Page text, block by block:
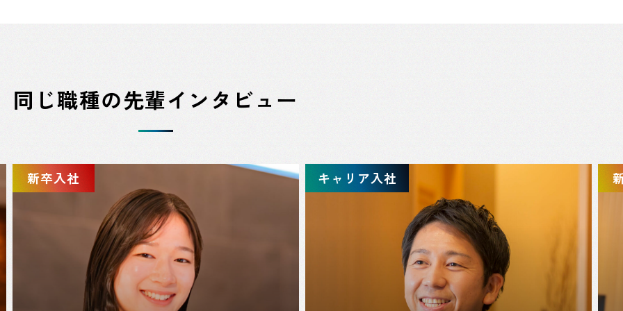
同じ職種の先輩インタビュー
新卒入社 キャリア入社